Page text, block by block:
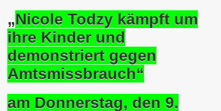
„Nicole Todzy kämpft um
ihre Kinder und
demonstriert gegen
Amtsmissbrauch“
am Donnerstag, den 9.
mit bis zu etwa ca. 1.500 Teilnehmerinnen
Montagsdemo-Bewegung am 23.05.2022 - stärken wir
mich aktiv am 01.05.2022 im Zeichen des Kampfes